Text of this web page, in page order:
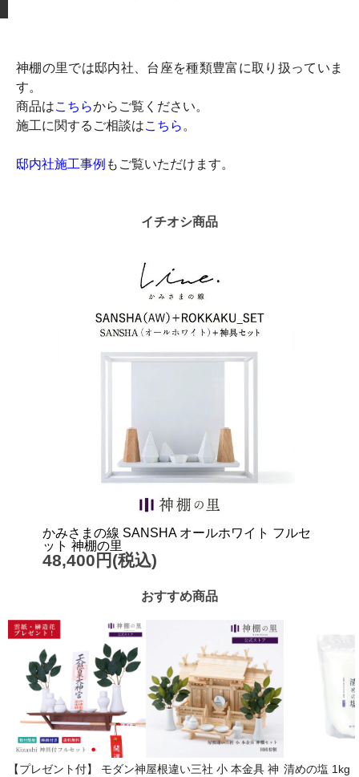
神棚の里では邸内社、台座を種類豊富に取り扱っていま
す。
商品はこちらからご覧ください。
施工に関するご相談はこちら 。
邸内社施工事例 もご覧いただけます。
イチオシ商品
かみさまの線 SANSHA オールホワイト フルセ
ット 神棚の里
48,400円(税込)
おすすめ商品
【プレゼント付】 モダン神屋根違い三社 小 本金具 神 清めの塩 1kg